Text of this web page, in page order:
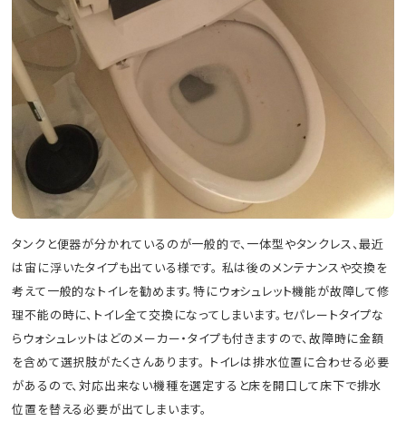
タンクと便器が分かれているのが一般的で、一体型やタンクレス、最近
は宙に浮いたタイプも出ている様です。 私は後のメンテナンスや交換を
考えて一般的なトイレを勧めます。特にウォシュレット機能が故障して修
理不能の時に、トイレ全て交換になってしまいます。セパレートタイプな
らウォシュレットはどのメーカー・タイプも付きますので、故障時に金額
を含めて選択肢がたくさんあります。 トイレは排水位置に合わせる必要
があるので、対応出来ない機種を選定すると床を開口して床下で排水
位置を替える必要が出てしまいます。